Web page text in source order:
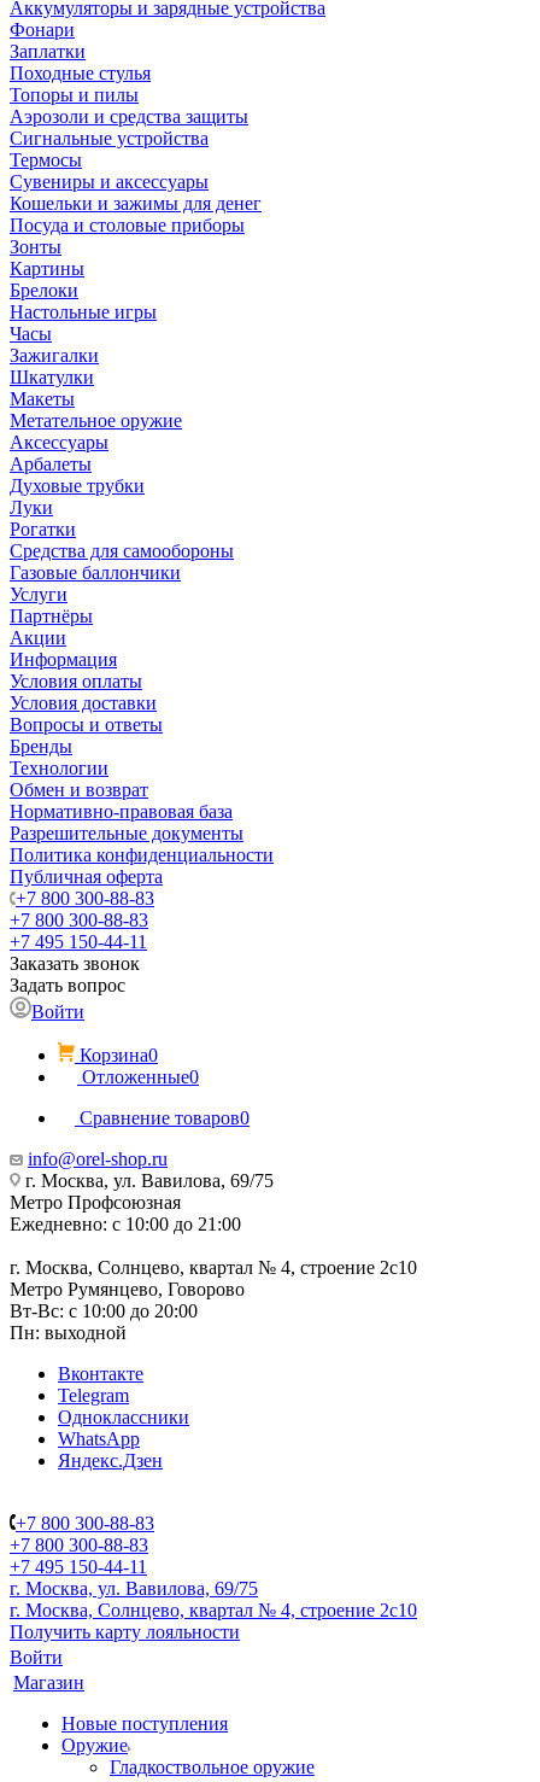
Аккумуляторы и зарядные устройства
Фонари
Заплатки
Походные стулья
Топоры и пилы
Аэрозоли и средства защиты
Сигнальные устройства
Термосы
Сувениры и аксессуары
Кошельки и зажимы для денег
Посуда и столовые приборы
Зонты
Картины
Брелоки
Настольные игры
Часы
Зажигалки
Шкатулки
Макеты
Метательное оружие
Аксессуары
Арбалеты
Духовые трубки
Луки
Рогатки
Средства для самообороны
Газовые баллончики
Услуги
Партнёры
Акции
Информация
Условия оплаты
Условия доставки
Вопросы и ответы
Бренды
Технологии
Обмен и возврат
Нормативно-правовая база
Разрешительные документы
Политика конфиденциальности
Публичная оферта
+7 800 300-88-83
+7 800 300-88-83
+7 495 150-44-11
Заказать звонок
Задать вопрос
Войти
Корзина0
Отложенные0
Сравнение товаров0
info@orel-shop.ru
г. Москва, ул. Вавилова, 69/75
Метро Профсоюзная
Ежедневно: с 10:00 до 21:00
г. Москва, Солнцево, квартал № 4, строение 2с10
Метро Румянцево, Говорово
Вт-Вс: с 10:00 до 20:00
Пн: выходной
Вконтакте
Telegram
Одноклассники
WhatsApp
Яндекс.Дзен
+7 800 300-88-83
+7 800 300-88-83
+7 495 150-44-11
г. Москва, ул. Вавилова, 69/75
г. Москва, Солнцево, квартал № 4, строение 2с10
Получить карту лояльности
Войти
Магазин
Новые поступления
Оружие
Гладкоствольное оружие